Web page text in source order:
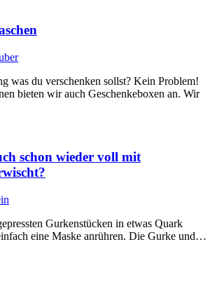
was du verschenken sollst? Kein Problem!
bieten wir auch Geschenkeboxen an. Wir
schon wieder voll mit
Gurkenstücken in etwas Quark
eine Maske anrühren. Die Gurke und…